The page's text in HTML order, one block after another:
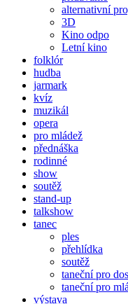
alternativní
3D
Kino odpo
Letní kino
folklór
hudba
jarmark
kvíz
muzikál
opera
pro mládež
přednáška
rodinné
show
soutěž
stand-up
talkshow
tanec
ples
přehlídka
soutěž
taneční pro
taneční pro
výstava